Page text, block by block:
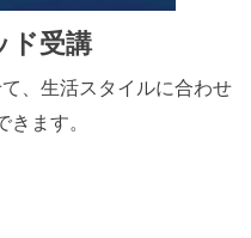
ド受講
、生活スタイルに合わせ
ます。